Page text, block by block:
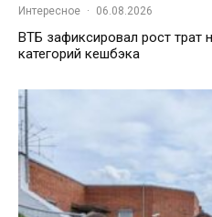
Интересное · 06.08.2026
ВТБ зафиксировал рост трат
категорий кешбэка